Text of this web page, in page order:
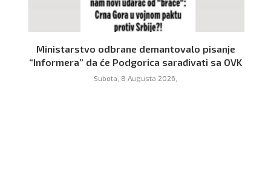
Ministarstvo odbrane demantovalo pisanje
“Informera” da će Podgorica sarađivati sa OVK
Subota, 8 Augusta 2026,